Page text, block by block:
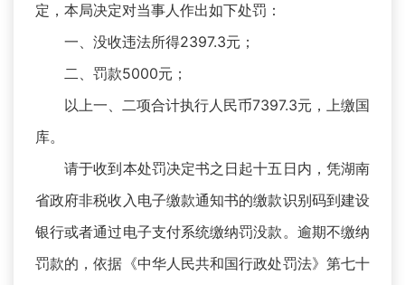
定，本局决定对当事人作出如下处罚：
一、没收违法所得2397.3元；
二、罚款5000元；
以上一、二项合计执行人民币7397.3元，上缴国
库。
请于收到本处罚决定书之日起十五日内，凭湖南
省政府非税收入电子缴款通知书的缴款识别码到建设
银行或者通过电子支付系统缴纳罚没款。逾期不缴纳
罚款的，依据《中华人民共和国行政处罚法》第七十